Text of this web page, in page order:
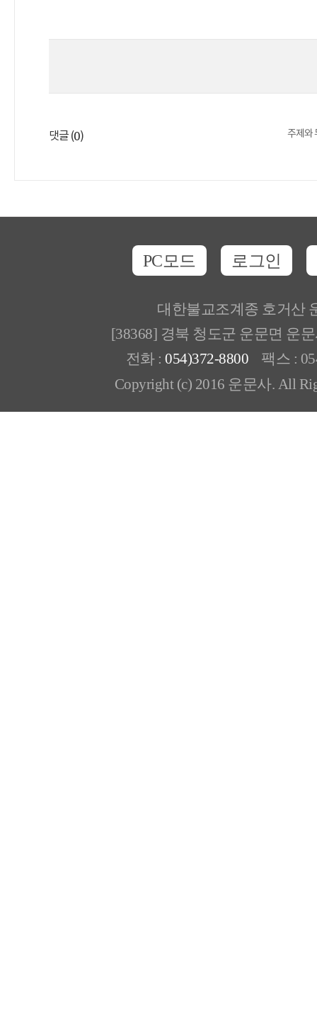
댓글 (0) 주제와
PC모드 로그인
대한불교조계종 호거산
[38368] 경북 청도군 운문면 운
전화 : 054)372-8800 팩스 :
Copyright (c) 2016 운문사. All